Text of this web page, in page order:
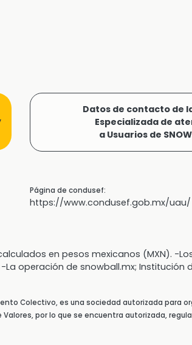
Datos de contacto de
Especializada de
a Usuarios de
Página de condusef:
https://www.condusef.gob.mx/uau/
en pesos mexicanos (MXN). -
operación de snowball.mx; Institución
Colectivo, es una sociedad autorizada
por lo que se encuentra autorizada,